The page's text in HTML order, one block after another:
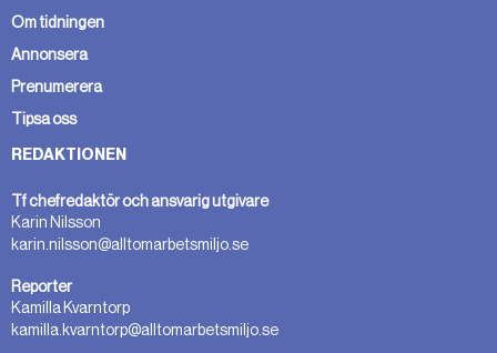
Om tidningen
Annonsera
Prenumerera
Tipsa oss
REDAKTIONEN
Tf chefredaktör och ansvarig utgivare
Karin Nilsson
karin.nilsson@alltomarbetsmiljo.se
Reporter
Kamilla Kvarntorp
kamilla.kvarntorp@alltomarbetsmiljo.se